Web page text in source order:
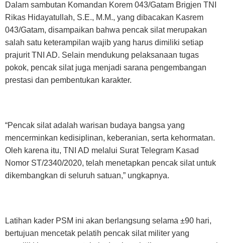
Dalam sambutan Komandan Korem 043/Gatam Brigjen TNI
Rikas Hidayatullah, S.E., M.M., yang dibacakan Kasrem
043/Gatam, disampaikan bahwa pencak silat merupakan
salah satu keterampilan wajib yang harus dimiliki setiap
prajurit TNI AD. Selain mendukung pelaksanaan tugas
pokok, pencak silat juga menjadi sarana pengembangan
prestasi dan pembentukan karakter.
“Pencak silat adalah warisan budaya bangsa yang
mencerminkan kedisiplinan, keberanian, serta kehormatan.
Oleh karena itu, TNI AD melalui Surat Telegram Kasad
Nomor ST/2340/2020, telah menetapkan pencak silat untuk
dikembangkan di seluruh satuan,” ungkapnya.
Latihan kader PSM ini akan berlangsung selama ±90 hari,
bertujuan mencetak pelatih pencak silat militer yang